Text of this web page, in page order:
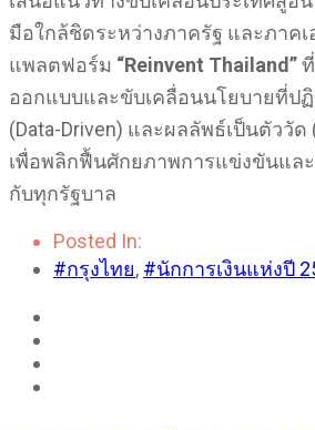
มือใกล้ชิดระหว่างภาครัฐ และภาค
แพลตฟอร์ม “Reinvent Thailand”
ออกแบบและขับเคลื่อนนโยบายที่ป
(Data-Driven) และผลลัพธ์เป็นตัววัด
เพื่อพลิกฟื้นศักยภาพการแข่งขันและ
กับทุกรัฐบาล
Posted In:
#กรุงไทย, #นักการเงินแห่งปี